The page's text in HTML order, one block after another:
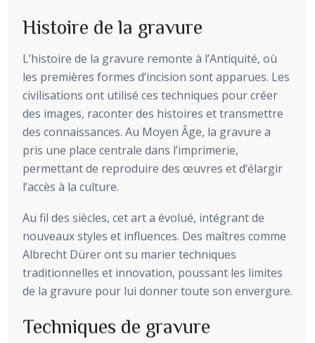
Histoire de la gravure
L’histoire de la gravure remonte à l’Antiquité, où
les premières formes d’incision sont apparues. Les
civilisations ont utilisé ces techniques pour créer
des images, raconter des histoires et transmettre
des connaissances. Au Moyen Âge, la gravure a
pris une place centrale dans l’imprimerie,
permettant de reproduire des œuvres et d’élargir
l’accès à la culture.
Au fil des siècles, cet art a évolué, intégrant de
nouveaux styles et influences. Des maîtres comme
Albrecht Dürer ont su marier techniques
traditionnelles et innovation, poussant les limites
de la gravure pour lui donner toute son envergure.
Techniques de gravure